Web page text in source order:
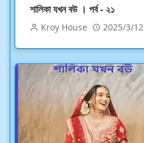
শালিকা যখন বউ । পর্ব - ২১
Kroy House 2025/3/12